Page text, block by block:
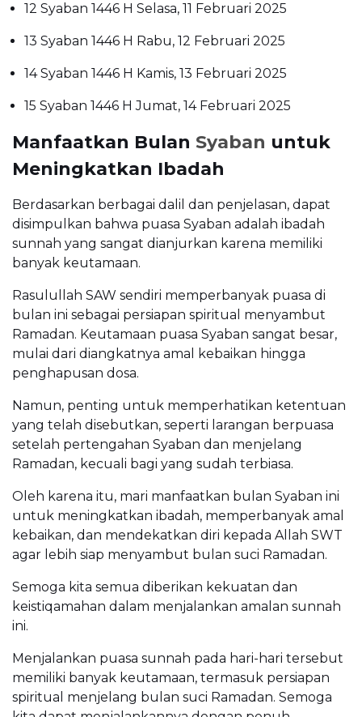
12 Syaban 1446 H Selasa, 11 Februari 2025
13 Syaban 1446 H Rabu, 12 Februari 2025
14 Syaban 1446 H Kamis, 13 Februari 2025
15 Syaban 1446 H Jumat, 14 Februari 2025
Manfaatkan Bulan Syaban untuk
Meningkatkan Ibadah
Berdasarkan berbagai dalil dan penjelasan, dapat
disimpulkan bahwa puasa Syaban adalah ibadah
sunnah yang sangat dianjurkan karena memiliki
banyak keutamaan.
Rasulullah SAW sendiri memperbanyak puasa di
bulan ini sebagai persiapan spiritual menyambut
Ramadan. Keutamaan puasa Syaban sangat besar,
mulai dari diangkatnya amal kebaikan hingga
penghapusan dosa.
Namun, penting untuk memperhatikan ketentuan
yang telah disebutkan, seperti larangan berpuasa
setelah pertengahan Syaban dan menjelang
Ramadan, kecuali bagi yang sudah terbiasa.
Oleh karena itu, mari manfaatkan bulan Syaban ini
untuk meningkatkan ibadah, memperbanyak amal
kebaikan, dan mendekatkan diri kepada Allah SWT
agar lebih siap menyambut bulan suci Ramadan.
Semoga kita semua diberikan kekuatan dan
keistiqamahan dalam menjalankan amalan sunnah
ini.
Menjalankan puasa sunnah pada hari-hari tersebut
memiliki banyak keutamaan, termasuk persiapan
spiritual menjelang bulan suci Ramadan. Semoga